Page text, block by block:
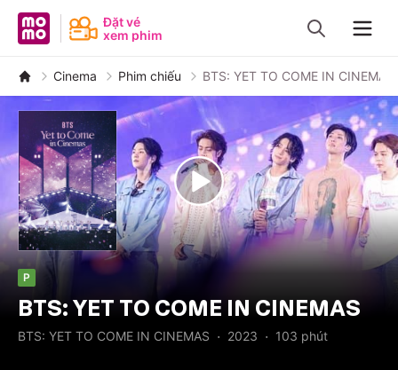
MoMo - Ứng dụng tài chính
Đặt vé
xem phim
Cinema Phim chiếu BTS: YET TO COME IN CINEMAS
P
BTS: YET TO COME IN CINEMAS
BTS: YET TO COME IN CINEMAS · 2023 · 103 phút